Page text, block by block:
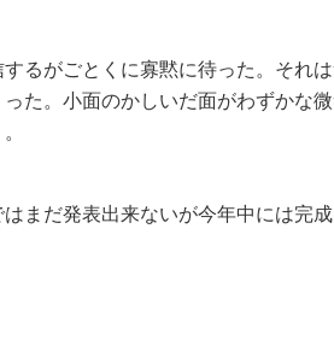
るがごとくに寡黙に待った。それ
た。小面のかしいだ面がわずかな
だ発表出来ないが今年中には完成